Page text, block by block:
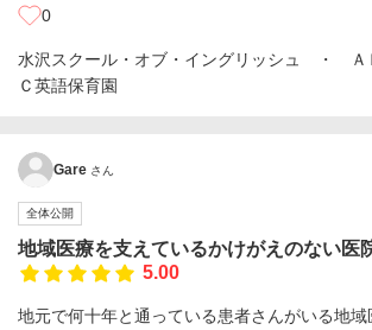
0
水沢スクール・オブ・イングリッシュ ・ Ａ
Ｃ英語保育園
Gare さん
全体公開
地域医療を支えているかけがえのない医
5.00
地元で何十年と通っている患者さんがいる地